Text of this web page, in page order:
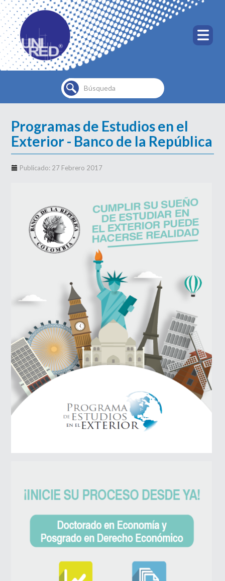
Buscar...
Programas de Estudios en el
Exterior - Banco de la República
Publicado: 27 Febrero 2017